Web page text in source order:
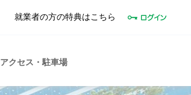
就業者の方の特典はこちら
アクセス・駐車場